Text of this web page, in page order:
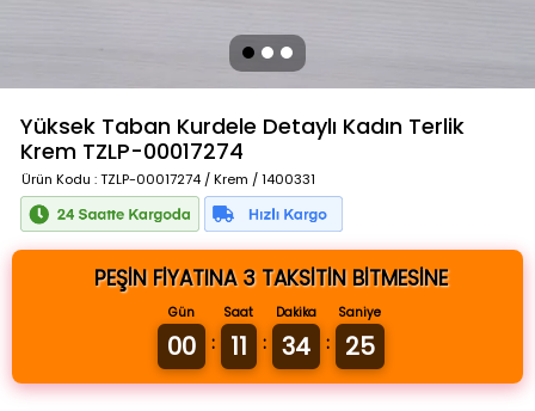
Yüksek Taban Kurdele Detaylı Kadın Terlik
Krem TZLP-00017274
Ürün Kodu : TZLP-00017274 / Krem / 1400331
PEŞİN FİYATINA 3 TAKSİTİN BİTMESİNE
Gün
00 :
Saat
11 :
Dakika
34 :
Saniye
25